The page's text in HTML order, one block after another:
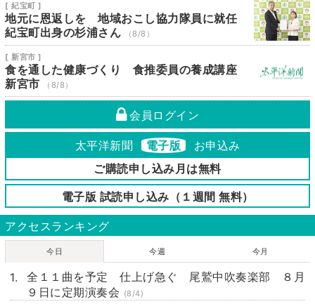
[ 紀宝町 ]
地元に恩返しを 地域おこし協力隊員に就任
紀宝町出身の杉浦さん
（8/8）
[ 新宮市 ]
食を通した健康づくり 食推委員の養成講座
新宮市
（8/8）
会員ログイン
太平洋新聞 電子版
お申込み
ご購読申し込み月は無料
電子版 試読申し込み（１週間 無料）
アクセスランキング
今日 今週 今月
全１１曲を予定 仕上げ急ぐ 尾鷲中吹奏楽部 ８月
９日に定期演奏会 (8/4)